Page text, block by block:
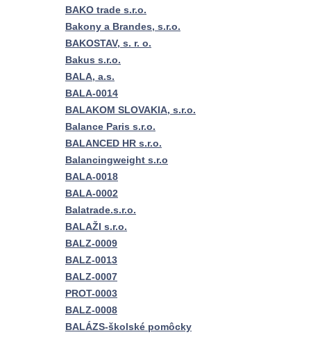
BAKO trade s.r.o.
Bakony a Brandes, s.r.o.
BAKOSTAV, s. r. o.
Bakus s.r.o.
BALA, a.s.
BALA-0014
BALAKOM SLOVAKIA, s.r.o.
Balance Paris s.r.o.
BALANCED HR s.r.o.
Balancingweight s.r.o
BALA-0018
BALA-0002
Balatrade.s.r.o.
BALAŽI s.r.o.
BALZ-0009
BALZ-0013
BALZ-0007
PROT-0003
BALZ-0008
BALÁZS-školské pomôcky